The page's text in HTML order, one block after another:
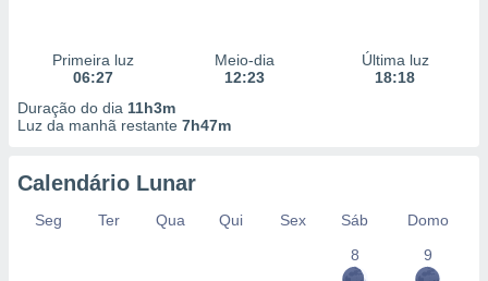
Primeira luz
06:27
Meio-dia
12:23
Última luz
18:18
Duração do dia 11h3m
Luz da manhã restante 7h47m
Calendário Lunar
Seg Ter Qua Qui Sex Sáb
Domo
8
9